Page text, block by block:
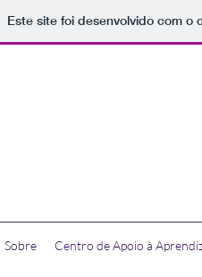
Este site foi desenvolvido com o
Sobre Centro de Apoio à